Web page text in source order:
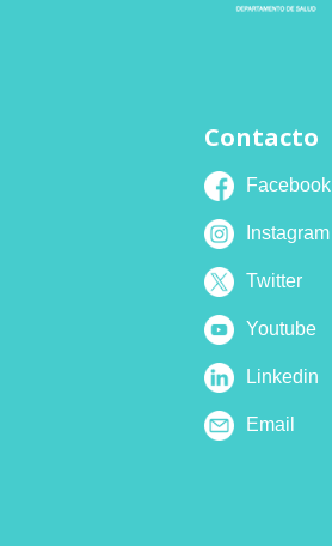
Contacto
Facebook
Instagram
Twitter
Youtube
Linkedin
Email